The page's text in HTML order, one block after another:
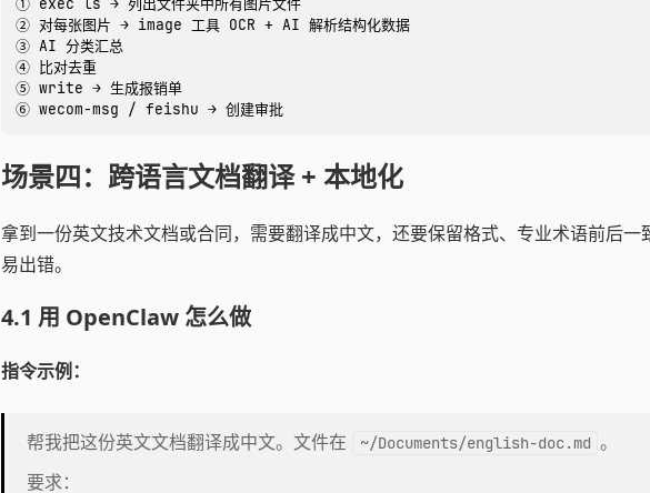
① exec ls → 列出文件夹中所有图片文件
② 对每张图片 → image 工具 OCR + AI 解析结构化数据
③ AI 分类汇总
④ 比对去重
⑤ write → 生成报销单
⑥ wecom-msg / feishu → 创建审批
场景四：跨语言文档翻译 + 本地化
拿到一份英文技术文档或合同，需要翻译成中文，还要保留格式、专业术语前后一
易出错。
4.1 用 OpenClaw 怎么做
指令示例：
帮我把这份英文文档翻译成中文。文件在 ~/Documents/english-doc.md 。
要求：